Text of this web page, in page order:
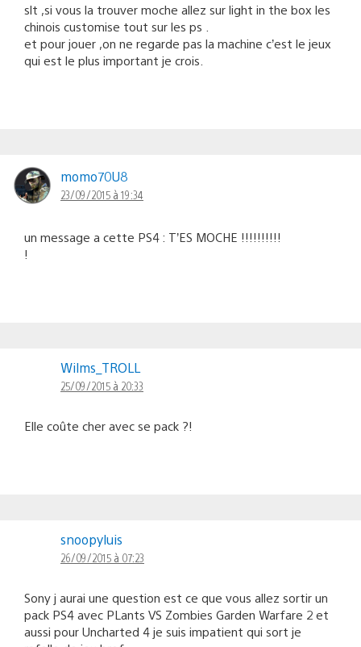
slt ,si vous la trouver moche allez sur light in the box les
chinois customise tout sur les ps .
et pour jouer ,on ne regarde pas la machine c’est le jeux
qui est le plus important je crois.
momo70U8
23/09/2015 à 19:34
un message a cette PS4 : T’ES MOCHE !!!!!!!!!!
!
Wilms_TROLL
25/09/2015 à 20:33
Elle coûte cher avec se pack ?!
snoopyluis
26/09/2015 à 07:23
Sony j aurai une question est ce que vous allez sortir un
pack PS4 avec PLants VS Zombies Garden Warfare 2 et
aussi pour Uncharted 4 je suis impatient qui sort je